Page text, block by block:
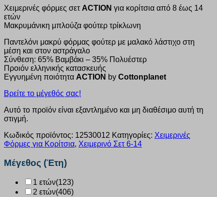
Χειμερινές φόρμες σετ ACTION για κορίτσια από 8 έως 14
ετών
Μακρυμάνικη μπλούζα φούτερ τρίκλωνη
Παντελόνι μακρύ φόρμας φούτερ με μαλακό λάστιχο στη
μέση και στον αστράγαλο
Σύνθεση: 65% Βαμβάκι – 35% Πολυέστερ
Προιόν ελληνικής κατασκευής
Εγγυημένη ποιότητα ACTION by Cottonplanet
Βρείτε το μέγεθός σας!
Αυτό το προϊόν είναι εξαντλημένο και μη διαθέσιμο αυτή τη
στιγμή.
Κωδικός προϊόντος: 12530012 Κατηγορίες: Χειμερινές
Φόρμες για Κορίτσια, Χειμερινό Σετ 6-14
Μέγεθος (Έτη)
1 ετών(123)
2 ετών(406)